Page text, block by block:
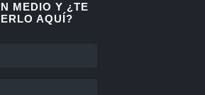
MEDIO Y ¿TE
AQUÍ?